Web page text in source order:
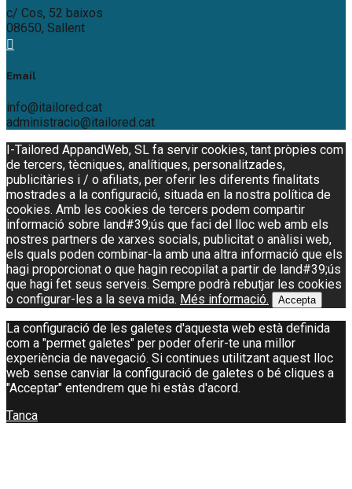
c/ Cos, 52 baixos
08650, Sallent
Email
info@itailored.cat
administracio@itailored.cat
I-Tailored AppandWeb, SL fa servir cookies, tant pròpies com
de tercers, tècniques, analítiques, personalitzades,
publicitàries i / o afiliats, per oferir les diferents finalitats
mostrades a la configuració, situada en la nostra política de
cookies. Amb les cookies de tercers podem compartir
informació sobre land#39;ús que faci del lloc web amb els
nostres partners de xarxes socials, publicitat o anàlisi web,
els quals poden combinar-la amb una altra informació que els
hagi proporcionat o que hagin recopilat a partir de land#39;ús
que hagi fet seus serveis. Sempre podrà rebutjar les cookies
o configurar-les a la seva mida. Més informació. Accepta
La configuració de les galetes d'aquesta web està definida
com a "permet galetes" per poder oferir-te una millor
experiència de navegació. Si continues utilitzant aquest lloc
web sense canviar la configuració de galetes o bé cliques a
"Acceptar" entendrem que hi estàs d'acord.
Tanca